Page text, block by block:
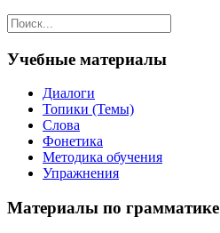
Учебные материалы
Диалоги
Топики (Темы)
Слова
Фонетика
Методика обучения
Упражнения
Материалы по грамматике